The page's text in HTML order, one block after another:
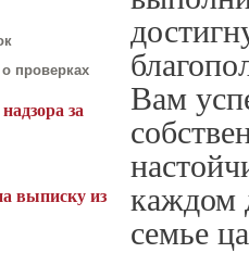
проверках
за
выписку из
Вам
каждом
семье